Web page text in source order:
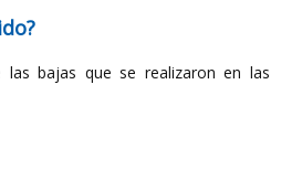
bajas que se realizaron en las